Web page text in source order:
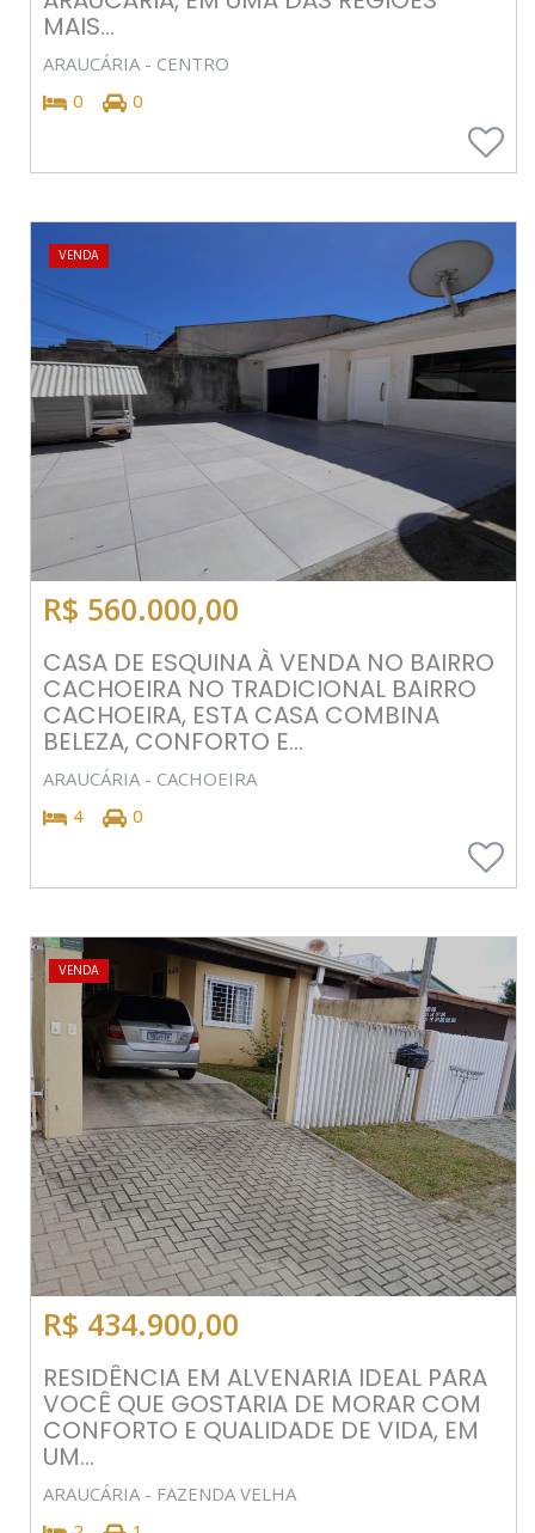
MAIS...
ARAUCÁRIA - CENTRO
0
0
VENDA
R$ 560.000,00
CASA DE ESQUINA À VENDA NO BAIRRO
CACHOEIRA NO TRADICIONAL BAIRRO
CACHOEIRA, ESTA CASA COMBINA
BELEZA, CONFORTO E...
ARAUCÁRIA - CACHOEIRA
4
0
VENDA
R$ 434.900,00
RESIDÊNCIA EM ALVENARIA IDEAL PARA
VOCÊ QUE GOSTARIA DE MORAR COM
CONFORTO E QUALIDADE DE VIDA, EM
UM...
ARAUCÁRIA - FAZENDA VELHA